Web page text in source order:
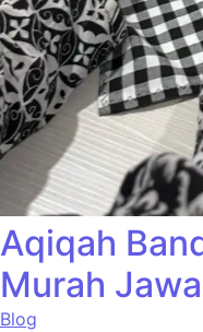
Aqiqah
Murah
Blog